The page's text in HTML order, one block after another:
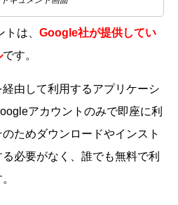
は、 Google社が提供してい
です。
由して利用するアプリケーシ
アカウントのみで即座に利
ためダウンロードやインスト
必要がなく、誰でも無料で利